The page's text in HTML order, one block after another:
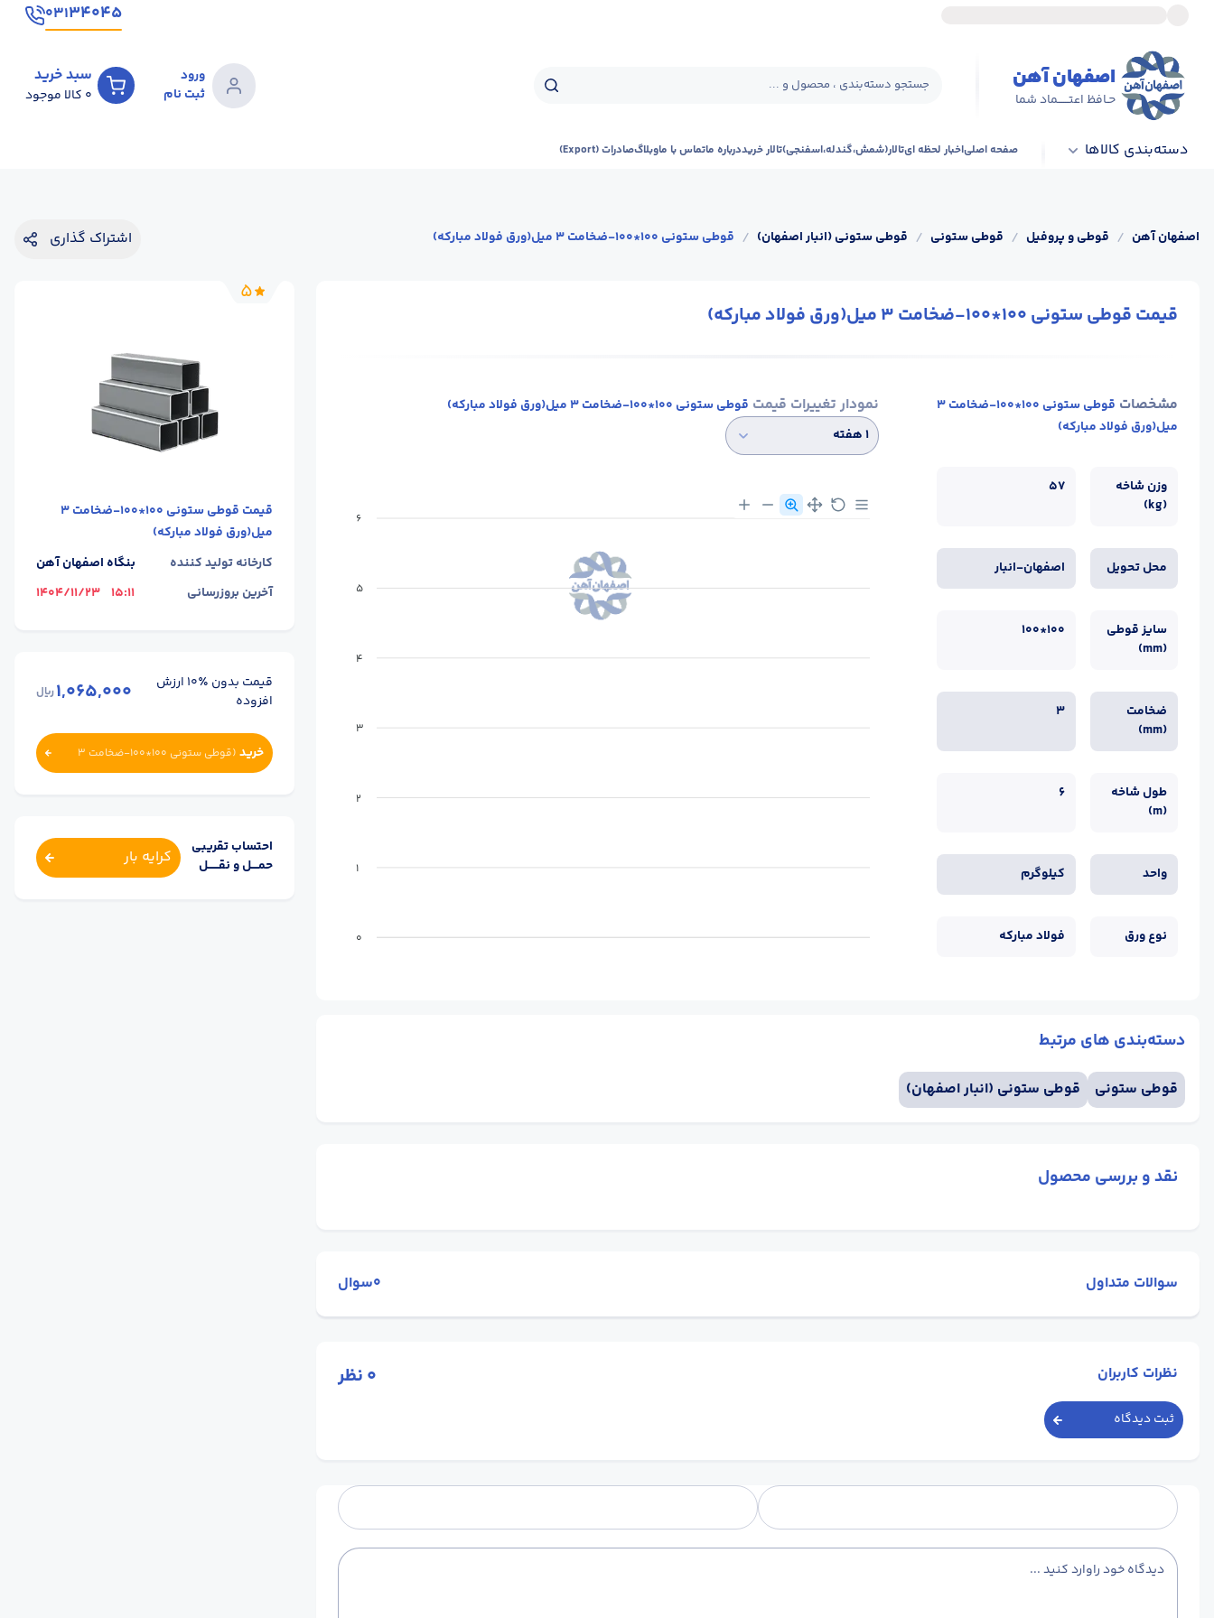
۳۴۰۴۵۰۳۱
اصفهان آهن
حـافظ اعتــــــماد شما
جستجو دسته‌بندی ، محصول و ...
ورود
ثبت نام
سبد خرید
0 کالا موجود
دسته‌بندی کالاها صفحه اصلیاخبار لحظه ایتالار(شمش،گندله،اسفنجی)تالار خریددرباره ماتماس با ماوبلاگصادرات (Export)
اصفهان آهن / قوطی و پروفیل / قوطی ستونی / قوطی ستونی (انبار اصفهان) / قوطی ستونی 100*100-ضخامت 3 میل(ورق فولاد مبارکه) اشتراک گذاری
قیمت قوطی ستونی 100*100-ضخامت 3 میل(ورق فولاد مبارکه)
مشخصات
قوطی ستونی 100*100-ضخامت 3
میل(ورق فولاد مبارکه)
وزن شاخه
(kg)
57
محل تحویل اصفهان-انبار
سایز قوطی
(mm)
100*100
ضخامت
(mm)
3
طول شاخه
(m)
6
واحد کیلوگرم
نوع ورق فولاد مبارکه
نمودار تغییرات قیمت قوطی ستونی 100*100-ضخامت 3 میل(ورق فولاد مبارکه)
۱ هفته
6
5
4
3
2
1
0
دسته‌بندی های مرتبط
قوطی ستونی قوطی ستونی (انبار اصفهان)
نقد و بررسی محصول
سوالات متداول 0سوال
نظرات کاربران 0نظر
ثبت دیدگاه
5
قیمت
قوطی ستونی 100*100-ضخامت 3
میل(ورق فولاد مبارکه)
کارخانه تولید کننده
بنگاه اصفهان آهن
آخرین بروزرسانی
15:11
1404/11/23
قیمت بدون ٪۱۰ ارزش
افزوده
1,065,000ریال
خرید (
قوطی ستونی 100*100-ضخامت 3
میل(ورق فولاد مبارکه))
احتساب تقریبی
حمــــل و نقــــــل
کرایه بار